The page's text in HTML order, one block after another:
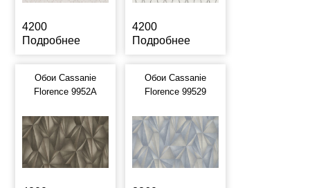
4200
Подробнее
4200
Подробнее
Обои Cassanie
Florence 9952A
Обои Cassanie
Florence 99529